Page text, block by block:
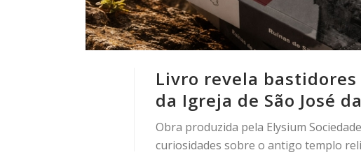
Livro revela
da Igreja de São José
Obra produzida pela Elysium
curiosidades sobre o antigo templo